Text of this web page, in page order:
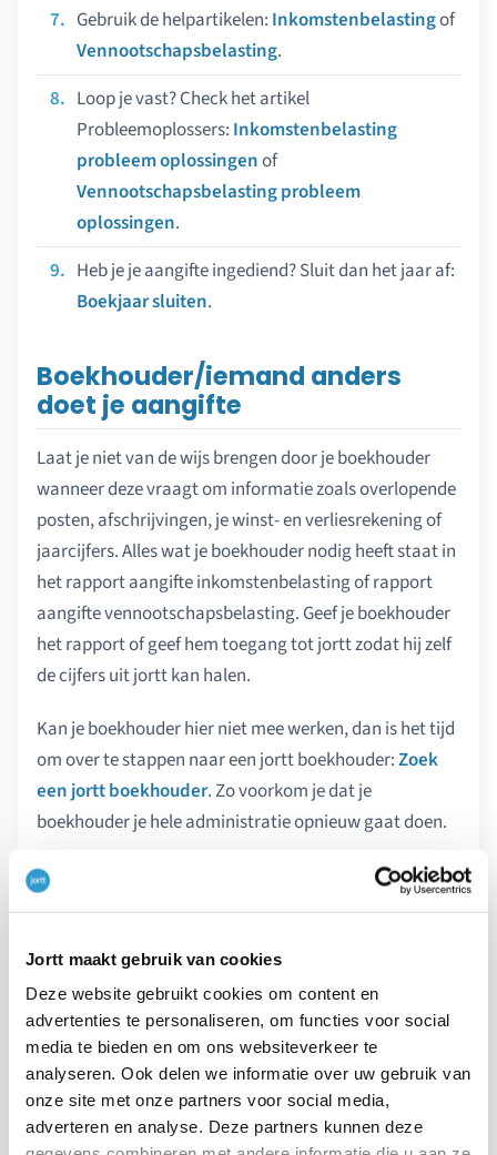
Jortt maakt gebruik van cookies
Deze website gebruikt cookies om content en
advertenties te personaliseren, om functies voor social
media te bieden en om ons websiteverkeer te
analyseren. Ook delen we informatie over uw gebruik van
onze site met onze partners voor social media,
adverteren en analyse. Deze partners kunnen deze
Gebruik de helpartikelen: Inkomstenbelastingof
Vennootschapsbelasting.
Loop je vast? Check het artikel
Probleemoplossers: Inkomstenbelasting
probleem oplossingenof
Vennootschapsbelasting probleem
oplossingen.
Heb je je aangifte ingediend? Sluit dan het jaar af:
Boekjaar sluiten.
Boekhouder/iemand anders
doet je aangifte
Laat je niet van de wijs brengen door je boekhouder
wanneer deze vraagt om informatie zoals overlopende
posten, afschrijvingen, je winst- en verliesrekening of
jaarcijfers. Alles wat je boekhouder nodig heeft staat in
het rapport aangifte inkomstenbelasting of rapport
aangifte vennootschapsbelasting. Geef je boekhouder
het rapport of geef hem toegang tot jortt zodat hij zelf
de cijfers uit jortt kan halen.
Kan je boekhouder hier niet mee werken, dan is het tijd
om over te stappen naar een jortt boekhouder:Zoek
een jortt boekhouder. Zo voorkom je dat je
boekhouder je hele administratie opnieuw gaat doen.
Wat ga je doen:
gecontroleerd is, je mag geen rode
waarschuwingen meer hebben:Controle
boekhoudbot jaarrekening
Sluit het jaar af als je dat nog niet gedaan hebt:
Boekjaar sluiten.